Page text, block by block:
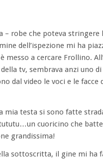
– robe che poteva stringere
dell’ispezione mi ha
messo a cercare Frollino.
tv, sembrava anzi uno di
dal video le voci e le facce
mia testa si sono fatte
cuoricino che
grandissima!
sottoscritta, il gine mi